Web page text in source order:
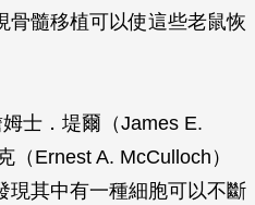
骨髓移植可以使這些老鼠恢
士．堤爾（James E.
（Ernest A. McCulloch）
現其中有一種細胞可以不斷